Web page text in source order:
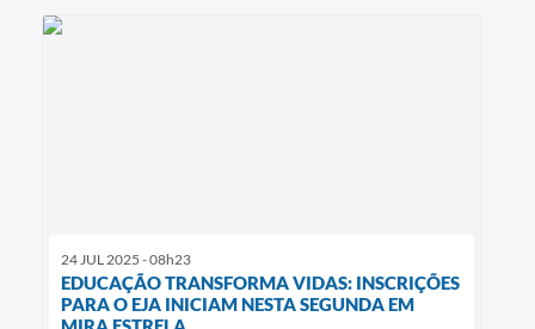
24 JUL 2025 - 08h23
EDUCAÇÃO TRANSFORMA VIDAS: INSCRIÇÕES
PARA O EJA INICIAM NESTA SEGUNDA EM